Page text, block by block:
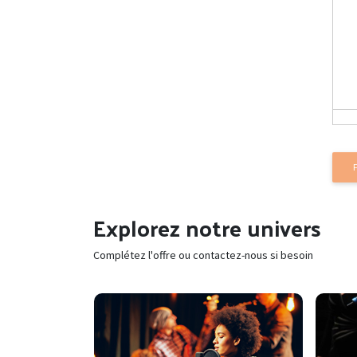
Explorez notre univers
Complétez l'offre ou contactez-nous si besoin